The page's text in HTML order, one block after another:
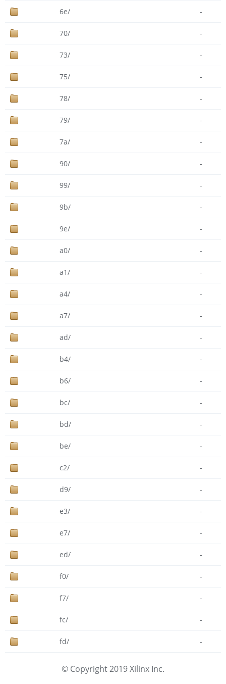
6e/ -
70/ -
73/ -
75/ -
78/ -
79/ -
7a/ -
90/ -
99/ -
9b/ -
9e/ -
a0/ -
a1/ -
a4/ -
a7/ -
ad/ -
b4/ -
b6/ -
bc/ -
bd/ -
be/ -
c2/ -
d9/ -
e3/ -
e7/ -
ed/ -
f0/ -
f7/ -
fc/ -
fd/ -
© Copyright 2019 Xilinx Inc.